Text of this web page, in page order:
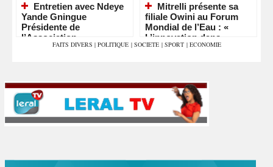
Entretien avec Ndeye
Yande Gningue
Présidente de
l’Association
Sénégalaise de sante
Mitrelli présente sa
filiale Owini au Forum
Mondial de l’Eau : «
L’innovation dans
chaque goutte »
FAITS DIVERS | POLITIQUE | SOCIETE | SPORT | ECONOMIE